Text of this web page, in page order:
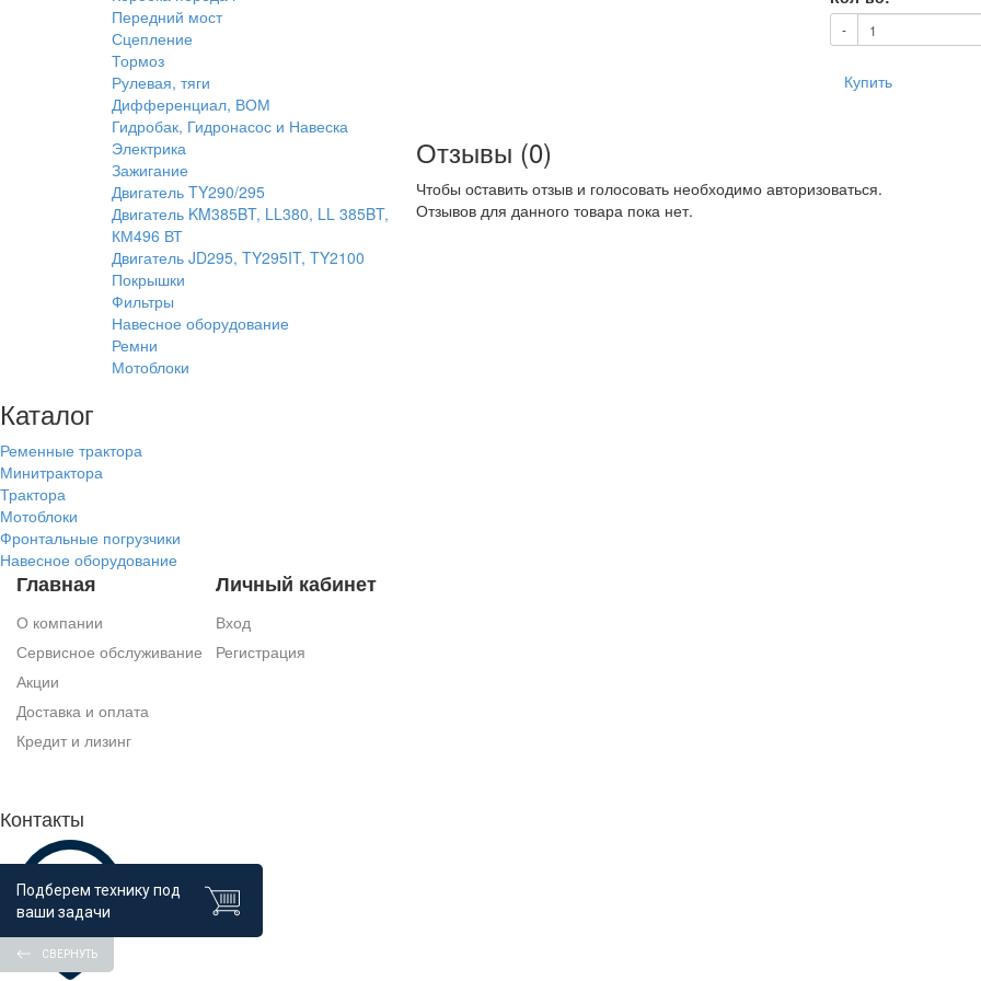
Передний мост
Сцепление
Тормоз
Рулевая, тяги
Дифференциал, ВОМ
Гидробак, Гидронасос и Навеска
Электрика
Зажигание
Двигатель TY290/295
Двигатель KM385BT, LL380, LL 385BT,
КМ496 ВТ
Двигатель JD295, TY295IT, TY2100
Покрышки
Фильтры
Навесное оборудование
Ремни
Мотоблоки
-
Купить
Отзывы (0)
Чтобы оcтавить отзыв и голосовать необходимо авторизоваться.
Отзывов для данного товара пока нет.
Каталог
Ременные трактора
Минитрактора
Трактора
Мотоблоки
Фронтальные погрузчики
Навесное оборудование
Главная
О компании
Сервисное обслуживание
Акции
Доставка и оплата
Кредит и лизинг
Личный кабинет
Вход
Регистрация
Контакты
Подберем технику под
ваши задачи
СВЕРНУТЬ